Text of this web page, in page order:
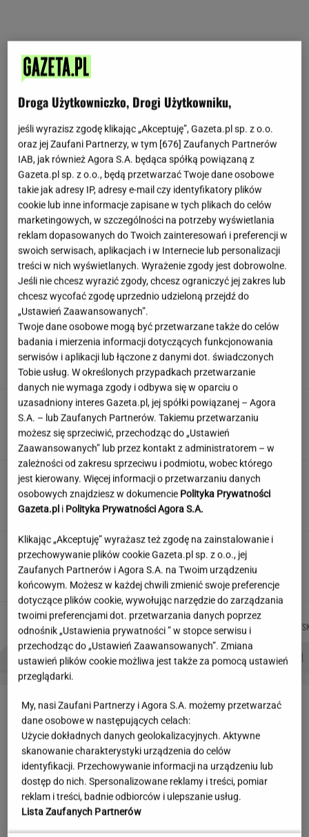
Syn Stanisława Soyki o ostatnich chwilach
ojca. "Nie było z nim nikogo"
Polka przestrzegano, by nie mówił o chorobie.
"Jestem po przeszczepie"
Dzisiejszy copiątkowy quiz wiedzy nie zostawi
na tobie suchej nitki!
To nie droga na skróty. Matka pokazuje, jak
naprawdę wygląda edukacja domowa
MATERIAŁ PROMOCYJNY
Wakacyjne aktywności a kurzajki. O czym
warto pamiętać, by uniknąć problemu?
MATERIAŁ PROMOCYJNY
Autorzy:
JUSTYNA
BRYCZKOWSKA
MICHAŁ
KIEDROWSKI
AGNIESZKA
NIEDZIAŁEK
PROBLEMY POLSKICH SIATKARZY ZNAK Z '30' WISŁAWA SZYMBORSKA
LETNIE OKAZJE
Droga Użytkowniczko, Drogi Użytkowniku,
jeśli wyrazisz zgodę klikając „Akceptuję”, Gazeta.pl sp. z o.o.
oraz jej Zaufani Partnerzy, w tym [676] Zaufanych Partnerów
IAB, jak również Agora S.A. będąca spółką powiązaną z
Gazeta.pl sp. z o.o., będą przetwarzać Twoje dane osobowe
takie jak adresy IP, adresy e-mail czy identyfikatory plików
cookie lub inne informacje zapisane w tych plikach do celów
marketingowych, w szczególności na potrzeby wyświetlania
reklam dopasowanych do Twoich zainteresowań i preferencji w
swoich serwisach, aplikacjach i w Internecie lub personalizacji
treści w nich wyświetlanych. Wyrażenie zgody jest dobrowolne.
Jeśli nie chcesz wyrazić zgody, chcesz ograniczyć jej zakres lub
chcesz wycofać zgodę uprzednio udzieloną przejdź do
„Ustawień Zaawansowanych”.
Twoje dane osobowe mogą być przetwarzane także do celów
badania i mierzenia informacji dotyczących funkcjonowania
serwisów i aplikacji lub łączone z danymi dot. świadczonych
Tobie usług. W określonych przypadkach przetwarzanie
danych nie wymaga zgody i odbywa się w oparciu o
uzasadniony interes Gazeta.pl, jej spółki powiązanej – Agora
S.A. – lub Zaufanych Partnerów. Takiemu przetwarzaniu
możesz się sprzeciwić, przechodząc do „Ustawień
Zaawansowanych” lub przez kontakt z administratorem – w
zależności od zakresu sprzeciwu i podmiotu, wobec którego
jest kierowany. Więcej informacji o przetwarzaniu danych
osobowych znajdziesz w dokumencie Polityka Prywatności
Gazeta.pl i Polityka Prywatności Agora S.A.
Klikając „Akceptuję” wyrażasz też zgodę na zainstalowanie i
przechowywanie plików cookie Gazeta.pl sp. z o.o., jej
Zaufanych Partnerów i Agora S.A. na Twoim urządzeniu
końcowym. Możesz w każdej chwili zmienić swoje preferencje
dotyczące plików cookie, wywołując narzędzie do zarządzania
twoimi preferencjami dot. przetwarzania danych poprzez
odnośnik „Ustawienia prywatności ” w stopce serwisu i
przechodząc do „Ustawień Zaawansowanych”. Zmiana
ustawień plików cookie możliwa jest także za pomocą ustawień
przeglądarki.
My, nasi Zaufani Partnerzy i Agora S.A. możemy przetwarzać
dane osobowe w następujących celach:
Użycie dokładnych danych geolokalizacyjnych. Aktywne
skanowanie charakterystyki urządzenia do celów
identyfikacji. Przechowywanie informacji na urządzeniu lub
dostęp do nich. Spersonalizowane reklamy i treści, pomiar
reklam i treści, badnie odbiorców i ulepszanie usług.
Lista Zaufanych Partnerów